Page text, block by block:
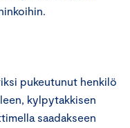
pukeutunut henkilö
kylpytakkisen
saadakseen